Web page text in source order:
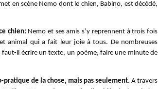
en scène Nemo dont le chien, Babino, est décédé,
chien: Nemo et ses amis s’y reprennent à trois fois
animal qui a fait leur joie à tous. De nombreuses
faut-il écrire un texte, un poème, faire une minute de
de la chose, mais pas seulement. A travers